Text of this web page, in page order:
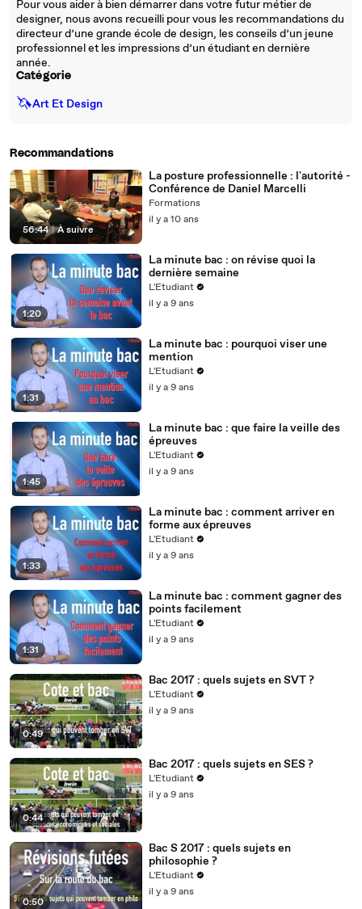
Pour vous aider à bien démarrer dans votre futur métier de
designer, nous avons recueilli pour vous les recommandations du
directeur d’une grande école de design, les conseils d’un jeune
professionnel et les impressions d’un étudiant en dernière
année.
Catégorie
🦄Art Et Design
Recommandations
56:44 | À suivre
La posture professionnelle : l'autorité -
Conférence de Daniel Marcelli
Formations
il y a 10 ans
1:20
La minute bac : on révise quoi la
dernière semaine
L'Etudiant
il y a 9 ans
1:31
La minute bac : pourquoi viser une
mention
L'Etudiant
il y a 9 ans
1:45
La minute bac : que faire la veille des
épreuves
L'Etudiant
il y a 9 ans
1:33
La minute bac : comment arriver en
forme aux épreuves
L'Etudiant
il y a 9 ans
1:31
La minute bac : comment gagner des
points facilement
L'Etudiant
il y a 9 ans
0:49
Bac 2017 : quels sujets en SVT ?
L'Etudiant
il y a 9 ans
0:44
Bac 2017 : quels sujets en SES ?
L'Etudiant
il y a 9 ans
0:50
Bac S 2017 : quels sujets en
philosophie ?
L'Etudiant
il y a 9 ans